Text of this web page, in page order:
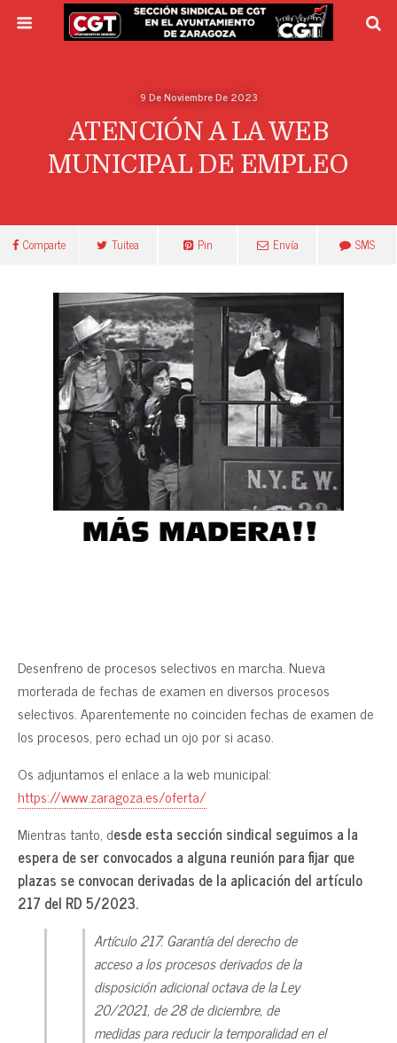
9 De Noviembre De 2023
ATENCIÓN A LA WEB
MUNICIPAL DE EMPLEO
Comparte Tuitea Pin Envía SMS
Desenfreno de procesos selectivos en marcha. Nueva
morterada de fechas de examen en diversos procesos
selectivos. Aparentemente no coinciden fechas de examen de
los procesos, pero echad un ojo por si acaso.
Os adjuntamos el enlace a la web municipal:
https://www.zaragoza.es/oferta/
Mientras tanto, desde esta sección sindical seguimos a la
espera de ser convocados a alguna reunión para fijar que
plazas se convocan derivadas de la aplicación del artículo
217 del RD 5/2023.
Artículo 217.Garantía del derecho de
acceso a los procesos derivados de la
disposición adicional octava de la Ley
20/2021, de 28 de diciembre, de
medidas para reducir la temporalidad en el